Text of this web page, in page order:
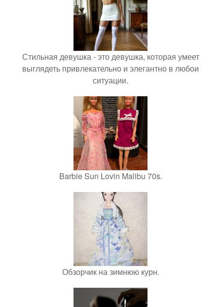
Стильная девушка - это девушка, которая умеет
выглядеть привлекательно и элегантно в любои
ситуации.
Barbie Sun Lovin Malibu 70s.
Обзорчик на зимнюю курн.